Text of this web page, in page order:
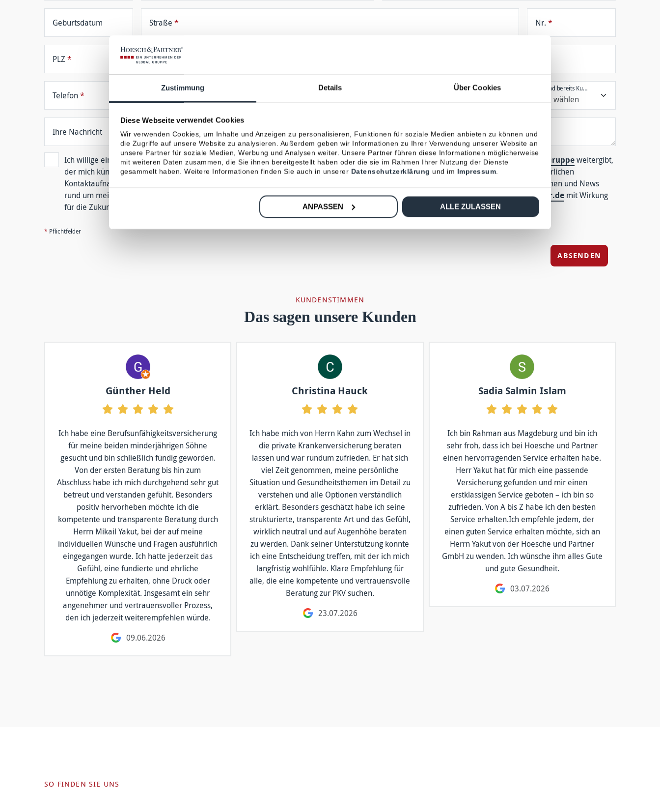
Zustimmung Details Über Cookies
Diese Webseite verwendet Cookies
Wir verwenden Cookies, um Inhalte und Anzeigen zu personalisieren, Funktionen für soziale Medien anbieten zu können und
die Zugriffe auf unsere Website zu analysieren. Außerdem geben wir Informationen zu Ihrer Verwendung unserer Website an
unsere Partner für soziale Medien, Werbung und Analysen weiter. Unsere Partner führen diese Informationen möglicherweise
mit weiteren Daten zusammen, die Sie ihnen bereitgestellt haben oder die sie im Rahmen Ihrer Nutzung der Dienste
gesammelt haben. Weitere Informationen finden Sie auch in unserer Datenschutzerklärung und im Impressum.
ANPASSEN ALLE ZULASSEN
Geburtsdatum Straße * Nr.*
PLZ * Ort*
Telefon*
Sie sind bereits Kunde?
Ihre Nachricht
Ich willige ein, dass die Hoesch & Partner GmbH meine oben genannten Daten speichert und in Kooperation an einenPartner der Global Gruppeweitergibt,
der mich künftig berät. Die Verarbeitung erfolgt unter den in derDatenschutzerklärunggenannten Bedingungen. Der zur Beratung erforderlichen
Kontaktaufnahme per E-Mail, Post oder Telefon durch den genannten Partner stimme ich zu – ebenso der Übermittlung wichtiger Informationen und News
rund um mein Risiko- und Vorsorgemanagement. Alle Einwilligungen kann ich jederzeit per E-Mail andatenmanagement@hoesch-partner.de mit Wirkung
für die Zukunft widerrufen. Die
habe ich gelesen.*
* Pflichtfelder
ABSENDEN
KUNDENSTIMMEN
Das sagen unsere Kunden
Günther Held
Ich habe eine Berufsunfähigkeitsversicherung
für meine beiden minderjährigen Söhne
gesucht und bin schließlich fündig geworden.
Von der ersten Beratung bis hin zum
Abschluss habe ich mich durchgehend sehr gut
betreut und verstanden gefühlt. Besonders
positiv hervorheben möchte ich die
kompetente und transparente Beratung durch
Herrn Mikail Yakut, bei der auf meine
individuellen Wünsche und Fragen ausführlich
eingegangen wurde. Ich hatte jederzeit das
Gefühl, eine fundierte und ehrliche
Empfehlung zu erhalten, ohne Druck oder
unnötige Komplexität. Insgesamt ein sehr
angenehmer und vertrauensvoller Prozess,
den ich jederzeit weiterempfehlen würde.
09.06.2026
Christina Hauck
Ich habe mich von Herrn Kahn zum Wechsel in
die private Krankenversicherung beraten
lassen und war rundum zufrieden. Er hat sich
viel Zeit genommen, meine persönliche
Situation und Gesundheits­themen im Detail zu
verstehen und alle Optionen verständlich
erklärt. Besonders geschätzt habe ich seine
strukturierte, transparente Art und das Gefühl,
wirklich neutral und auf Augenhöhe beraten
zu werden. Dank seiner Unterstützung konnte
ich eine Entscheidung treffen, mit der ich mich
langfristig wohlfühle. Klare Empfehlung für
alle, die eine kompetente und vertrauensvolle
Beratung zur PKV suchen.
23.07.2026
Sadia Salmin Islam
Ich bin Rahman aus Magdeburg und bin ich
sehr froh, dass ich bei Hoesche und Partner
einen hervorragenden Service erhalten habe.
Herr Yakut hat für mich eine passende
Versicherung gefunden und mir einen
erstklassigen Service geboten – ich bin so
zufrieden. Von A bis Z habe ich den besten
Service erhalten.Ich empfehle jedem, der
einen guten Service erhalten möchte, sich an
Herrn Yakut von der Hoesche und Partner
GmbH zu wenden. Ich wünsche ihm alles Gute
und gute Gesundheit.
03.07.2026
SO FINDEN SIE UNS